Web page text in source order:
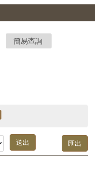
閉
站
停、
圖
圖
結
簡易查詢